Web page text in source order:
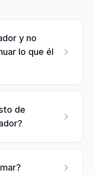
y no
lo que él
de